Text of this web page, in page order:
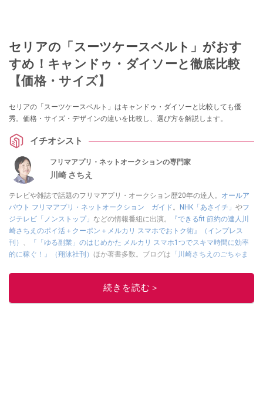
セリアの「スーツケースベルト」がおす
すめ！キャンドゥ・ダイソーと徹底比較
【価格・サイズ】
セリアの「スーツケースベルト」はキャンドゥ・ダイソーと比較しても優
秀。価格・サイズ・デザインの違いを比較し、選び方を解説します。
イチオシスト
フリマアプリ・ネットオークションの専門家
川崎 さちえ
テレビや雑誌で話題のフリマアプリ・オークション歴20年の達人。 オールア
バウト フリマアプリ・ネットオークション ガイド。 NHK「あさイチ」 やフ
ジテレビ「ノンストップ」 などの情報番組に出演。
『できるfit 節約の達人川
崎さちえのポイ活＋クーポン＋メルカリ スマホでおトク術』（インプレス
刊） 、
『「ゆる副業」のはじめかた メルカリ スマホ1つでスキマ時間に効率
的に稼ぐ！』（翔泳社刊） ほか著書多数。ブログは 「川崎さちえのごちゃま
■経歴：2003年、夫が子育てをするために、突然会社を辞める。翌月からの
給料が０円になり、家にいながら、しかも空いた時間でできるオークション
に目をつける。しかし、取引の仕方がわからずに、まずは落札者として参
続きを読む＞